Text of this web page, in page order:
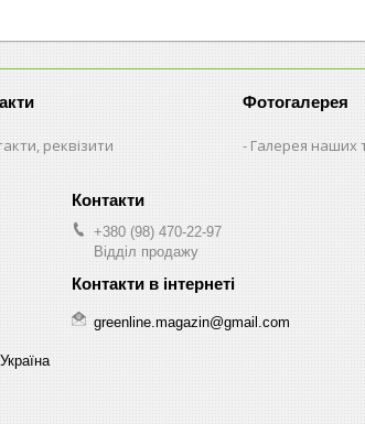
реквізити
Фотогалерея
Галерея наших
+380 (98) 470-22-97
Відділ продажу
greenline.magazin@gmail.com